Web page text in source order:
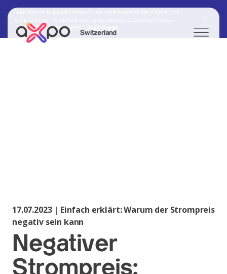
l'adresse suivante (en anglais) :
Switzerland
17.07.2023 | Einfach erklärt: Warum der Strompreis
negativ sein kann
Negativer
Strompreis: